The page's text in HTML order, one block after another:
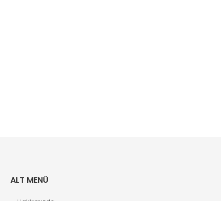
ALT MENÜ